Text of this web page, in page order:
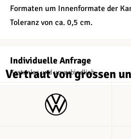
Formaten um Innenformate der
Toleranz von ca. 0,5 cm.
Individuelle Anfrage
Kostenlos und unverbindlich
Vertraut von grossen